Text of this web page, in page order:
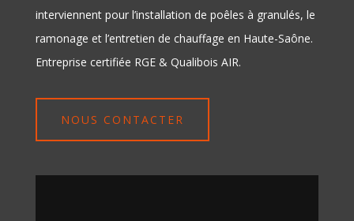
interviennent pour l’installation de poêles à granulés, le
ramonage et l’entretien de chauffage en Haute-Saône.
Entreprise certifiée RGE & Qualibois AIR.
NOUS CONTACTER